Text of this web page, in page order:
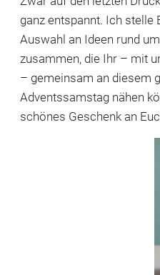
ganz entspannt. Ich stelle
Auswahl an Ideen rund
zusammen, die Ihr – mit
– gemeinsam an diesem
Adventssamstag nähen
schönes Geschenk an